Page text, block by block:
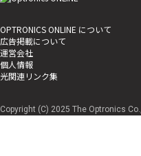
OPTRONICS ONLINE について
広告掲載について
運営会社
個人情報
光関連リンク集
Copyright (C) 2025 The Optronics